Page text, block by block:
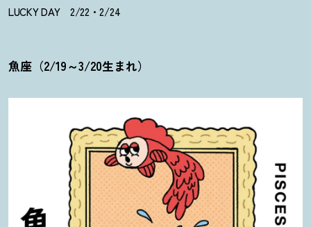
LUCKY DAY 2/22・2/24
魚座（2/19～3/20生まれ）